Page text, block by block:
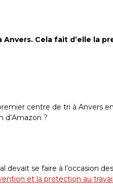
Cela fait d’elle la
centre de tri à Anvers
d’Amazon ?
se faire à l’occasion
et la protection au travail